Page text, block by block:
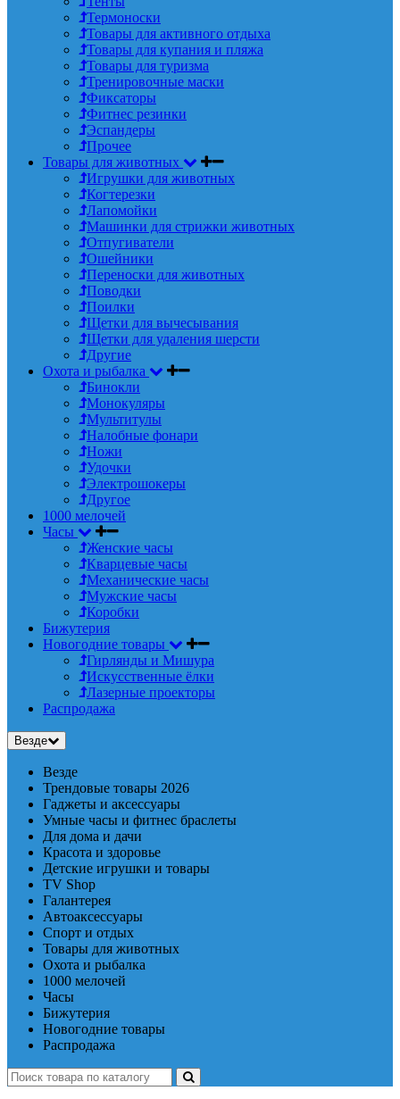
Термоноски
Товары для активного отдыха
Товары для купания и пляжа
Товары для туризма
Тренировочные маски
Фиксаторы
Фитнес резинки
Эспандеры
Прочее
Товары для животных
Игрушки для животных
Когтерезки
Лапомойки
Машинки для стрижки животных
Отпугиватели
Ошейники
Переноски для животных
Поводки
Поилки
Щетки для вычесывания
Щетки для удаления шерсти
Другие
Охота и рыбалка
Бинокли
Монокуляры
Мультитулы
Налобные фонари
Ножи
Удочки
Электрошокеры
Другое
1000 мелочей
Часы
Женские часы
Кварцевые часы
Механические часы
Мужские часы
Коробки
Бижутерия
Новогодние товары
Гирлянды и Мишура
Искусственные ёлки
Лазерные проекторы
Распродажа
Везде
Везде
Трендовые товары 2026
Гаджеты и аксессуары
Умные часы и фитнес браслеты
Для дома и дачи
Красота и здоровье
Детские игрушки и товары
TV Shop
Галантерея
Автоаксессуары
Спорт и отдых
Товары для животных
Охота и рыбалка
1000 мелочей
Часы
Бижутерия
Новогодние товары
Распродажа